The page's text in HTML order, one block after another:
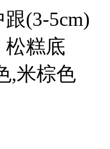
(3-5cm)
松糕底
,米棕色